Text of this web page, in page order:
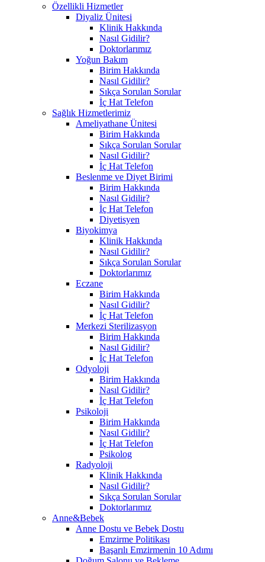
Özellikli Hizmetler
Diyaliz Ünitesi
Klinik Hakkında
Nasıl Gidilir?
Doktorlarımız
Yoğun Bakım
Birim Hakkında
Nasıl Gidilir?
Sıkça Sorulan Sorular
İç Hat Telefon
Sağlık Hizmetlerimiz
Ameliyathane Ünitesi
Birim Hakkında
Sıkça Sorulan Sorular
Nasıl Gidilir?
İç Hat Telefon
Beslenme ve Diyet Birimi
Birim Hakkında
Nasıl Gidilir?
İç Hat Telefon
Diyetisyen
Biyokimya
Klinik Hakkında
Nasıl Gidilir?
Sıkça Sorulan Sorular
Doktorlarımız
Eczane
Birim Hakkında
Nasıl Gidilir?
İç Hat Telefon
Merkezi Sterilizasyon
Birim Hakkında
Nasıl Gidilir?
İç Hat Telefon
Odyoloji
Birim Hakkında
Nasıl Gidilir?
İç Hat Telefon
Psikoloji
Birim Hakkında
Nasıl Gidilir?
İç Hat Telefon
Psikolog
Radyoloji
Klinik Hakkında
Nasıl Gidilir?
Sıkça Sorulan Sorular
Doktorlarımız
Anne&Bebek
Anne Dostu ve Bebek Dostu
Emzirme Politikası
Başarılı Emzirmenin 10 Adımı